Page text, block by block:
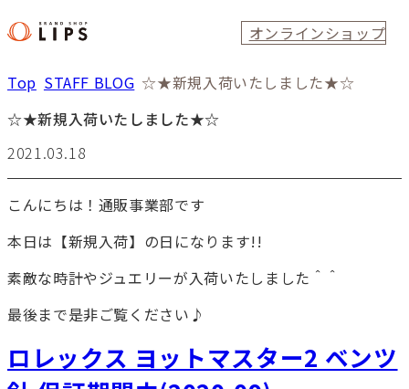
オンラインショップ
Top STAFF BLOG ☆★新規入荷いたしました★☆
☆★新規入荷いたしました★☆
2021.03.18
こんにちは！通販事業部です
本日は【新規入荷】の日になります!!
素敵な時計やジュエリーが入荷いたしました＾＾
最後まで是非ご覧ください♪
ロレックス ヨットマスター2 ベンツ